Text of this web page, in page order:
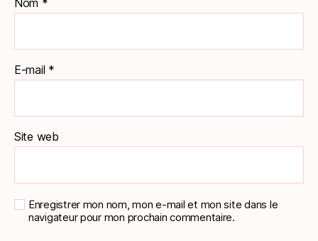
E-mail *
Site web
Enregistrer mon nom, mon e-mail et mon site dans le
navigateur pour mon prochain commentaire.